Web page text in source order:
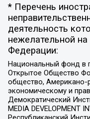
* Перечень
деятельность
нежелательной
Федерации:
Национальный фонд в
Открытое Общество
общество, Американо-
экономическому и
Демократический
MEDIA DEVELOPMENT